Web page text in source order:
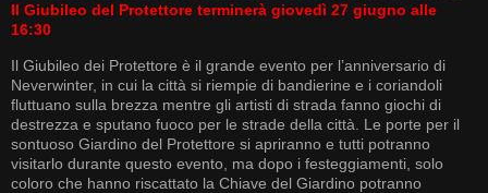
Il Giubileo del Protettore terminerà giovedì 27 giugno alle
16:30
Il Giubileo dei Protettore è il grande evento per l’anniversario di
Neverwinter, in cui la città si riempie di bandierine e i coriandoli
fluttuano sulla brezza mentre gli artisti di strada fanno giochi di
destrezza e sputano fuoco per le strade della città. Le porte per il
sontuoso Giardino del Protettore si apriranno e tutti potranno
visitarlo durante questo evento, ma dopo i festeggiamenti, solo
coloro che hanno riscattato la Chiave del Giardino potranno